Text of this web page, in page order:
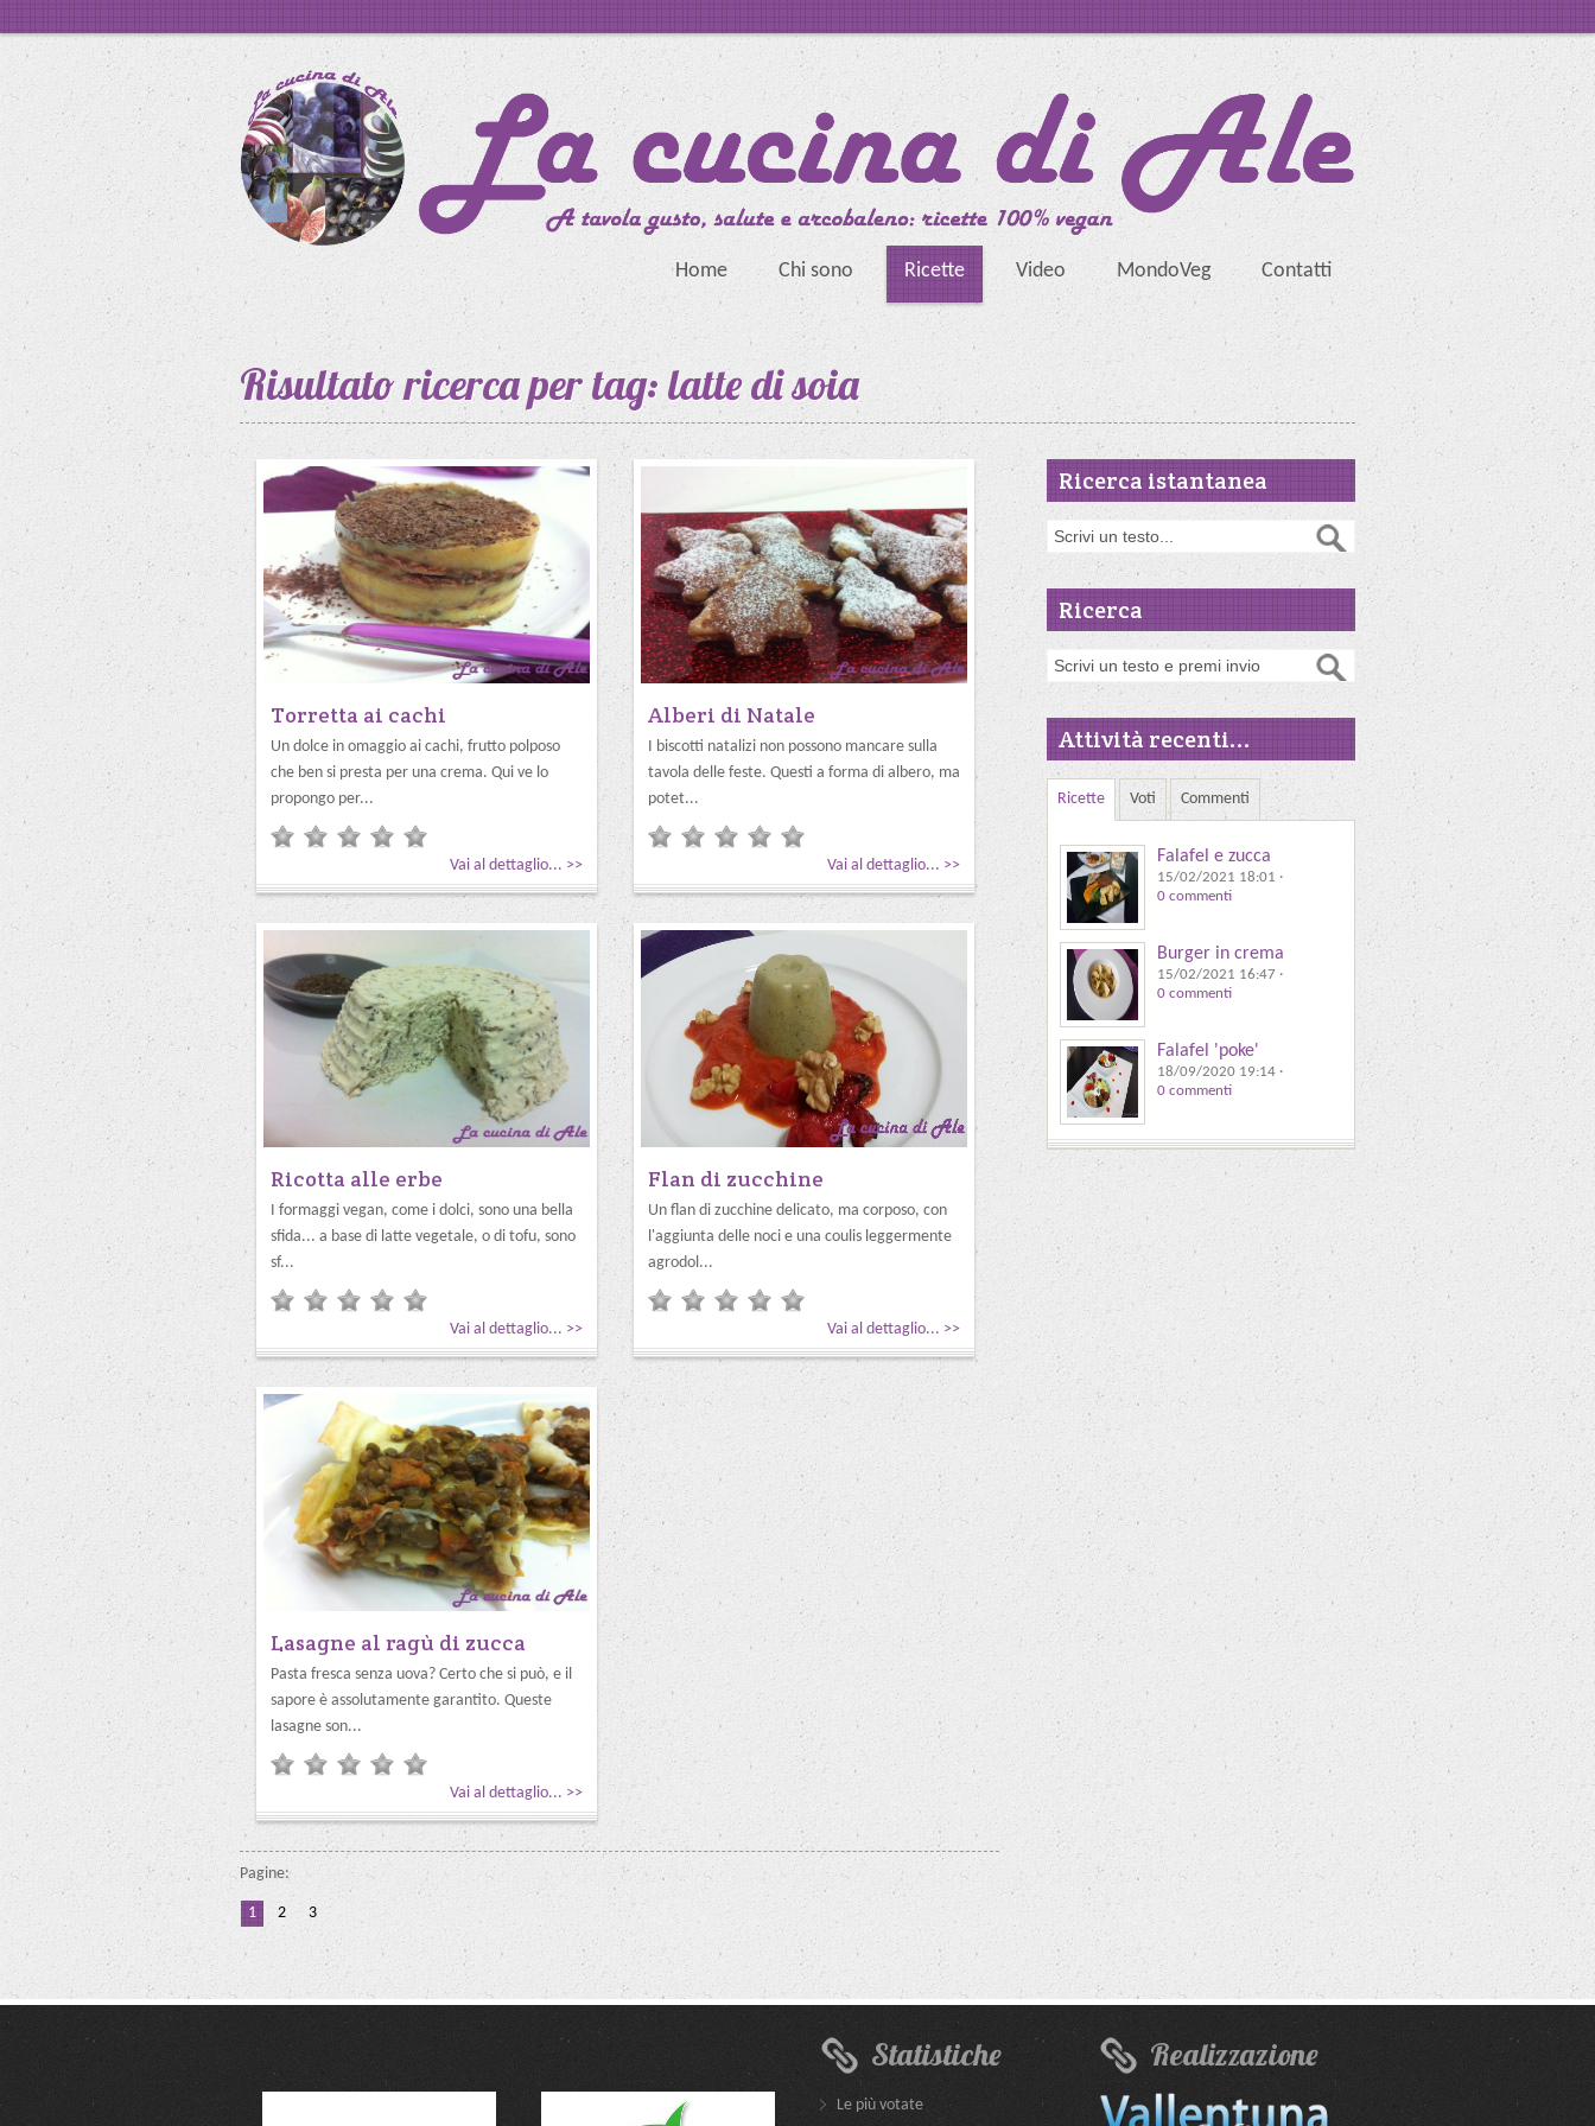
Home Chi sono Ricette Video MondoVeg Contatti
Risultato ricerca per tag: latte di soia
Torretta ai cachi
Un dolce in omaggio ai cachi, frutto polposo
che ben si presta per una crema. Qui ve lo
propongo per...
Vai al dettaglio... >>
Alberi di Natale
I biscotti natalizi non possono mancare sulla
tavola delle feste. Questi a forma di albero, ma
potet...
Vai al dettaglio... >>
Ricotta alle erbe
I formaggi vegan, come i dolci, sono una bella
sfida... a base di latte vegetale, o di tofu, sono
sf...
Vai al dettaglio... >>
Flan di zucchine
Un flan di zucchine delicato, ma corposo, con
l'aggiunta delle noci e una coulis leggermente
agrodol...
Vai al dettaglio... >>
Lasagne al ragù di zucca
Pasta fresca senza uova? Certo che si può, e il
sapore è assolutamente garantito. Queste
lasagne son...
Vai al dettaglio... >>
Pagine:
1 2 3
Ricerca istantanea
Ricerca
Attività recenti...
Ricette Voti Commenti
Falafel e zucca
15/02/2021 18:01 ·
0 commenti
Burger in crema
15/02/2021 16:47 ·
0 commenti
Falafel 'poke'
18/09/2020 19:14 ·
0 commenti
Statistiche
Le più votate
Realizzazione